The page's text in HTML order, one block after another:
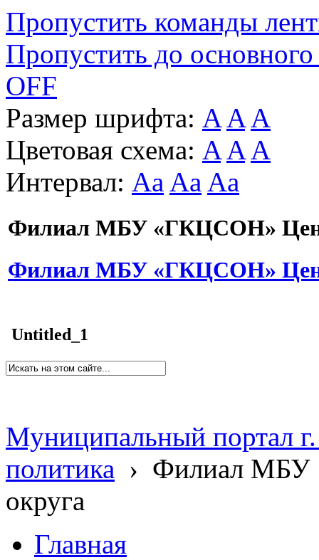
Пропустить команды
Пропустить до основного
OFF
Размер шрифта: A A A
Цветовая схема: A A A
Интервал: Aa Aa Aa
Филиал МБУ «ГКЦСОН»
Филиал МБУ «ГКЦСОН»
Untitled_1
Муниципальный портал
политика › Филиал МБУ
округа
Главная